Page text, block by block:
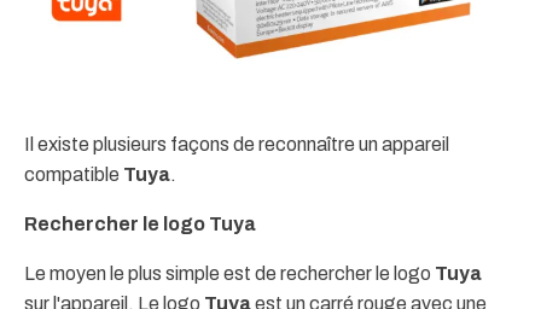
Il existe plusieurs façons de reconnaître un appareil
compatible Tuya.
Rechercher le logo Tuya
Le moyen le plus simple est de rechercher le logo Tuya
sur l'appareil. Le logo Tuyaest un carré rouge avec une